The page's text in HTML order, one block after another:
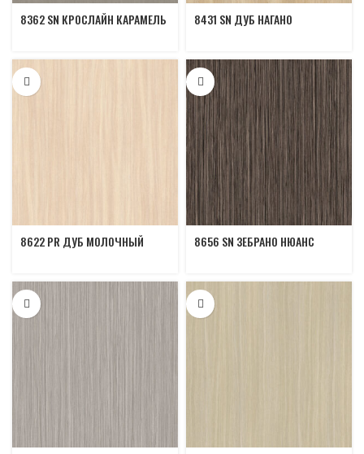
8362 SN КРОСЛАЙН КАРАМЕЛЬ 8431 SN ДУБ НАГАНО
8622 PR ДУБ МОЛОЧНЫЙ 8656 SN ЗЕБРАНО НЮАНС